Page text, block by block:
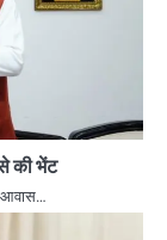
से की भेंट
आवास…